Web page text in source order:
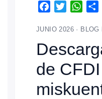
Facebook
Twitter
JUNIO 2026 · BLOG
de